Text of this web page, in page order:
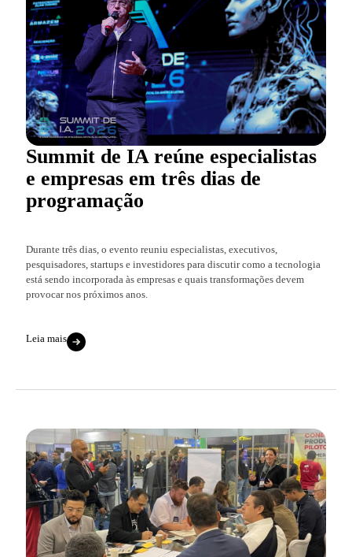
Summit de IA reúne especialistas
e empresas em três dias de
programação
Durante três dias, o evento reuniu especialistas, executivos,
pesquisadores, startups e investidores para discutir como a tecnologia
está sendo incorporada às empresas e quais transformações devem
provocar nos próximos anos.
Leia mais